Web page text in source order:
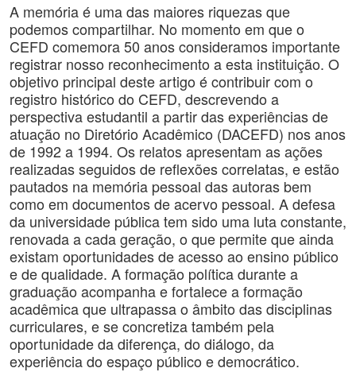
A memória é uma das maiores riquezas que
podemos compartilhar. No momento em que o
CEFD comemora 50 anos consideramos importante
registrar nosso reconhecimento a esta instituição. O
objetivo principal deste artigo é contribuir com o
registro histórico do CEFD, descrevendo a
perspectiva estudantil a partir das experiências de
atuação no Diretório Acadêmico (DACEFD) nos anos
de 1992 a 1994. Os relatos apresentam as ações
realizadas seguidos de reflexões correlatas, e estão
pautados na memória pessoal das autoras bem
como em documentos de acervo pessoal. A defesa
da universidade pública tem sido uma luta constante,
renovada a cada geração, o que permite que ainda
existam oportunidades de acesso ao ensino público
e de qualidade. A formação política durante a
graduação acompanha e fortalece a formação
acadêmica que ultrapassa o âmbito das disciplinas
curriculares, e se concretiza também pela
oportunidade da diferença, do diálogo, da
experiência do espaço público e democrático.